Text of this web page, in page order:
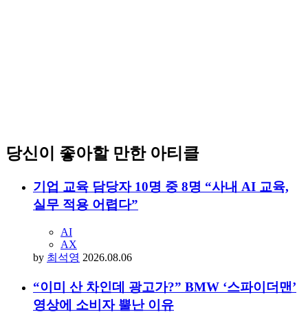
당신이 좋아할 만한 아티클
기업 교육 담당자 10명 중 8명 “사내 AI 교육,
실무 적용 어렵다”
AI
AX
by 최석영 2026.08.06
“이미 산 차인데 광고가?” BMW ‘스파이더맨’
영상에 소비자 뿔난 이유